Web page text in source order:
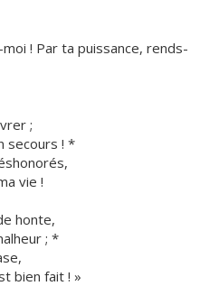
! Par ta puissance, rends-
;
secours ! *
vie !
honte,
; *
bien fait ! »